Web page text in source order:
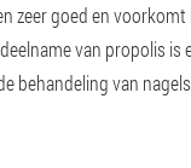
zeer goed en
van propolis is
behandeling van